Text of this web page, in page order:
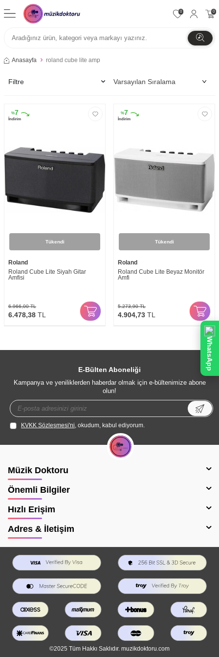
0 0
Anasayfa roland cube lite amp
Filtre
%7
İndirim
Tükendi
Roland
Roland Cube Lite Siyah Gitar
Amfisi
6.966,00TL
6.478,38 TL
%7
İndirim
Tükendi
Roland
Roland Cube Lite Beyaz Monitör
Amfi
5.273,90TL
4.904,73 TL
E-Bülten Aboneliği
Kampanya ve yeniliklerden haberdar olmak için e-bültenimize abone
olun!
KVKK Sözleşmesi'ni, okudum, kabul ediyorum.
Müzik Doktoru
Önemli Bilgiler
Hızlı Erişim
Adres & İletişim
©2025 Tüm Hakkı Saklıdır. muzikdoktoru.com
WhatsApp